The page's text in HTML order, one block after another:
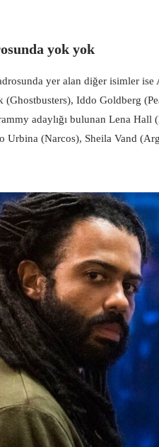
yok yok
yer alan diğer isimler
(Ghostbusters), Iddo Goldberg
adaylığı bulunan Lena
Urbina (Narcos), Sheila Vand